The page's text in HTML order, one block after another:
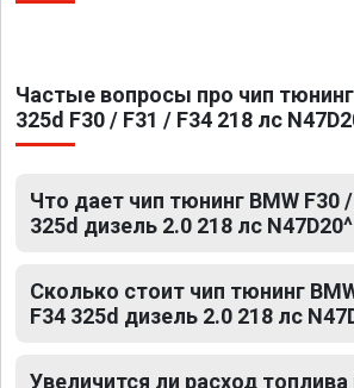
Частые вопросы про чип
325d F30 / F31 / F34 218 лс
Что дает чип тюнинг BMW F30
325d дизель 2.0 218 лс N47D20^
Сколько стоит чип тюнинг
F34 325d дизель 2.0 218 лс
Увеличится ли расход топлива